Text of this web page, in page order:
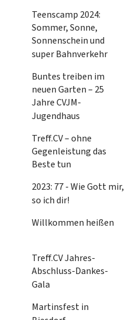
Teenscamp 2024:
Sommer, Sonne,
Sonnenschein und
super Bahnverkehr
Buntes treiben im
neuen Garten – 25
Jahre CVJM-
Jugendhaus
Treff.CV – ohne
Gegenleistung das
Beste tun
2023: 77 - Wie Gott mir,
so ich dir!
Willkommen heißen
Treff.CV Jahres-
Abschluss-Dankes-
Gala
Martinsfest in